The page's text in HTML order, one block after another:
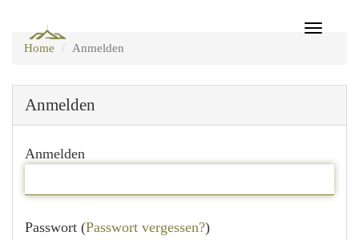
Toggle
Home Anmelden
Anmelden
Anmelden
Passwort (Passwort vergessen?)